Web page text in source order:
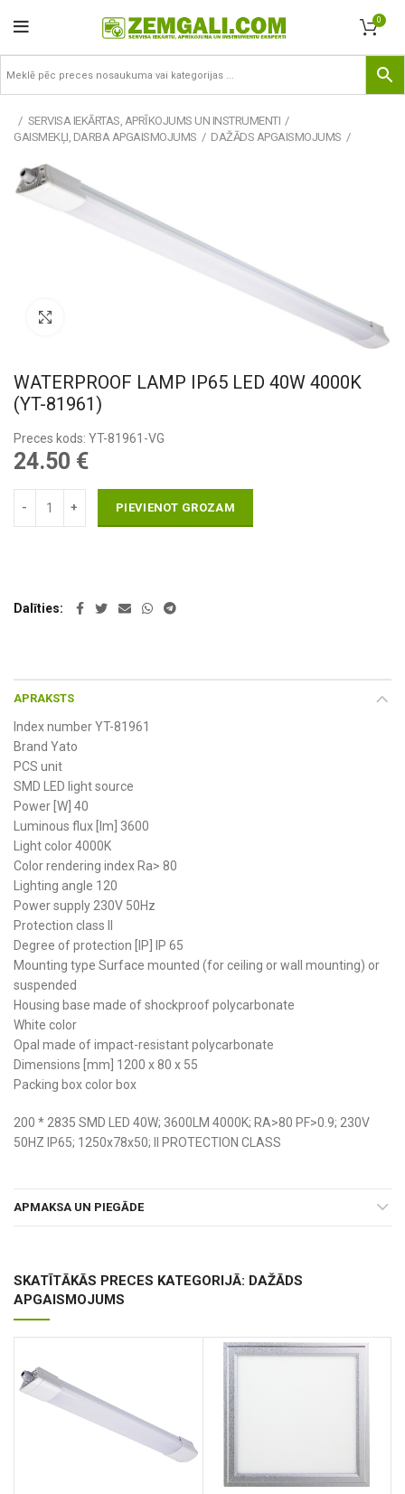
0
SERVISA IEKĀRTAS, APRĪKOJUMS UN INSTRUMENTI
GAISMEKĻI, DARBA APGAISMOJUMS
DAŽĀDS APGAISMOJUMS
WATERPROOF LAMP IP65 LED 40W 4000K
(YT-81961)
Preces kods: YT-81961-VG
24.50 €
PIEVIENOT GROZAM
Dalīties
APRAKSTS
Index number YT-81961
Brand Yato
PCS unit
SMD LED light source
Power [W] 40
Luminous flux [lm] 3600
Light color 4000K
Color rendering index Ra> 80
Lighting angle 120
Power supply 230V 50Hz
Protection class II
Degree of protection [IP] IP 65
Mounting type Surface mounted (for ceiling or wall mounting) or
suspended
Housing base made of shockproof polycarbonate
White color
Opal made of impact-resistant polycarbonate
Dimensions [mm] 1200 x 80 x 55
Packing box color box
200 * 2835 SMD LED 40W; 3600LM 4000K; RA>80 PF>0.9; 230V
50HZ IP65; 1250x78x50; II PROTECTION CLASS
APMAKSA UN PIEGĀDE
SKATĪTĀKĀS PRECES KATEGORIJĀ: DAŽĀDS
APGAISMOJUMS